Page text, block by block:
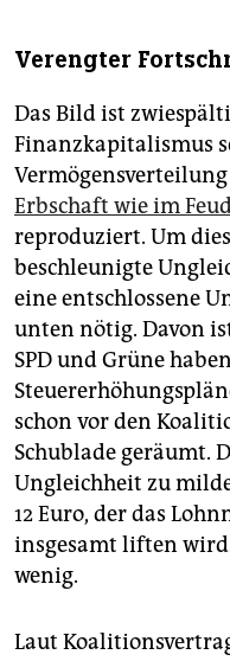
Verengter
Das Bild ist
Finanzkapitalismus
Erbschaft wie im
reproduziert. Um
beschleunigte
eine entschlossene
unten nötig. Davon
SPD und Grüne
schon vor den
Schublade geräumt.
Ungleichheit zu
12 Euro, der das
insgesamt liften
wenig.
Laut